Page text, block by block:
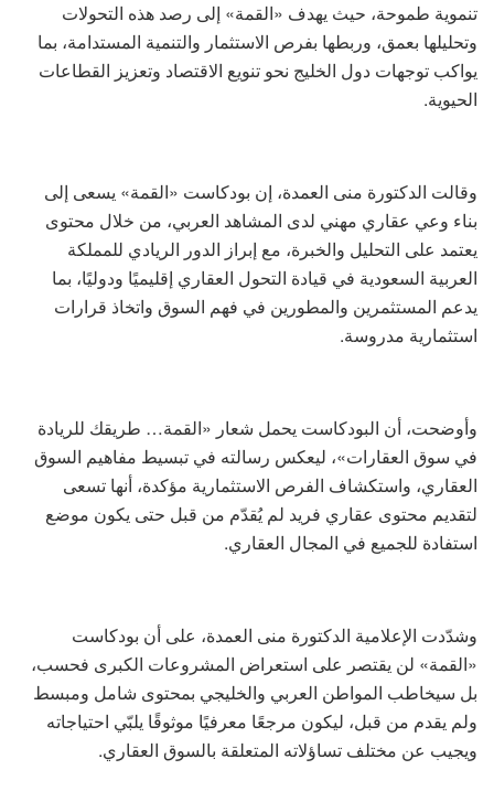
تنموية طموحة، حيث يهدف «القمة» إلى رصد هذه التحولات
وتحليلها بعمق، وربطها بفرص الاستثمار والتنمية المستدامة، بما
يواكب توجهات دول الخليج نحو تنويع الاقتصاد وتعزيز القطاعات
الحيوية.
وقالت الدكتورة منى العمدة، إن بودكاست «القمة» يسعى إلى
بناء وعي عقاري مهني لدى المشاهد العربي، من خلال محتوى
يعتمد على التحليل والخبرة، مع إبراز الدور الريادي للمملكة
العربية السعودية في قيادة التحول العقاري إقليميًا ودوليًا، بما
يدعم المستثمرين والمطورين في فهم السوق واتخاذ قرارات
استثمارية مدروسة.
وأوضحت، أن البودكاست يحمل شعار «القمة… طريقك للريادة
في سوق العقارات»، ليعكس رسالته في تبسيط مفاهيم السوق
العقاري، واستكشاف الفرص الاستثمارية مؤكدة، أنها تسعى
لتقديم محتوى عقاري فريد لم يُقدّم من قبل حتى يكون موضع
استفادة للجميع في المجال العقاري.
وشدّدت الإعلامية الدكتورة منى العمدة، على أن بودكاست
«القمة» لن يقتصر على استعراض المشروعات الكبرى فحسب،
بل سيخاطب المواطن العربي والخليجي بمحتوى شامل ومبسط
ولم يقدم من قبل، ليكون مرجعًا معرفيًا موثوقًا يلبّي احتياجاته
ويجيب عن مختلف تساؤلاته المتعلقة بالسوق العقاري.